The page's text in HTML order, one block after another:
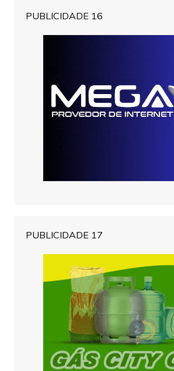
PUBLICIDADE 16
PUBLICIDADE 17